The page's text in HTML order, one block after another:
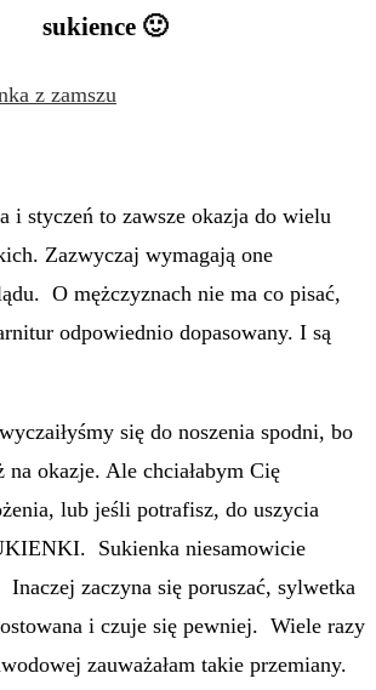
sukience 🙂
i styczeń to zawsze okazja do wielu
Zazwyczaj wymagają one
O mężczyznach nie ma co pisać,
odpowiednio dopasowany. I są
się do noszenia spodni, bo
okazje. Ale chciałabym Cię
lub jeśli potrafisz, do uszycia
Sukienka niesamowicie
zaczyna się poruszać, sylwetka
i czuje się pewniej. Wiele razy
zauważałam takie przemiany.